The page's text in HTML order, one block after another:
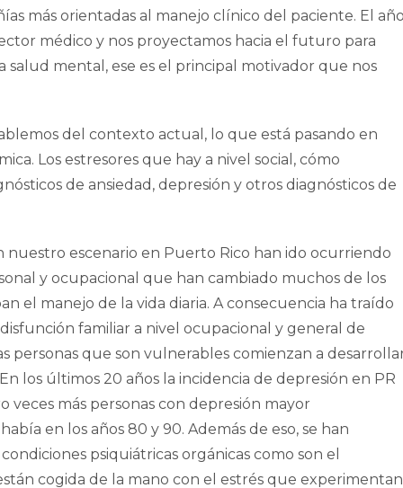
más orientadas al manejo clínico del paciente. El
médico y nos proyectamos hacia el futuro para
mental, ese es el principal motivador que nos
del contexto actual, lo que está pasando en
Los estresores que hay a nivel social, cómo
de ansiedad, depresión y otros diagnósticos de
escenario en Puerto Rico han ido ocurriendo
y ocupacional que han cambiado muchos de los
el manejo de la vida diaria. A consecuencia ha traído
familiar a nivel ocupacional y general de
personas que son vulnerables comienzan a
los últimos 20 años la incidencia de depresión en PR
veces más personas con depresión mayor
en los años 80 y 90. Además de eso, se han
psiquiátricas orgánicas como son el
cogida de la mano con el estrés que experimentan